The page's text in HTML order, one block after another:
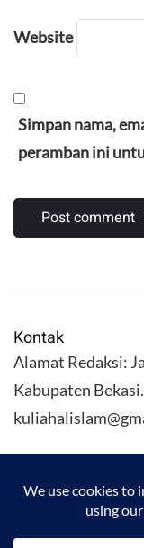
Website
Simpan nama,
peramban ini
Kontak
Alamat Redaksi:
Kabupaten